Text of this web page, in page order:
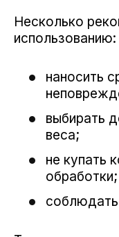
Несколько
использованию:
наносить
выбирать
веса;
не купать
обработки;
соблюдать